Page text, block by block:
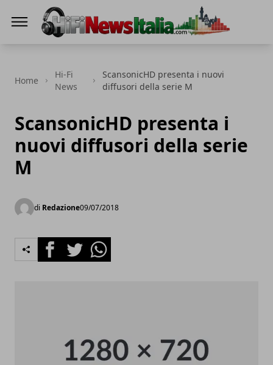
Home
Hi-Fi
News
ScansonicHD presenta i nuovi
diffusori della serie M
ScansonicHD presenta i
nuovi diffusori della serie
M
di Redazione09/07/2018
FacebookTwitterWhatsapp